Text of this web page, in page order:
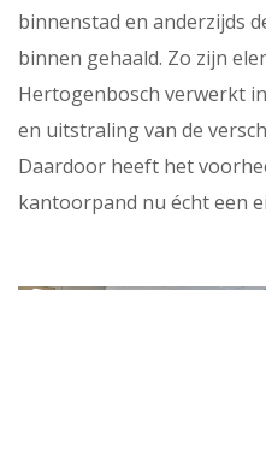
binnenstad en anderzijds
binnen gehaald. Zo zijn e
Hertogenbosch verwerkt
en uitstraling van de
Daardoor heeft het
kantoorpand nu écht een